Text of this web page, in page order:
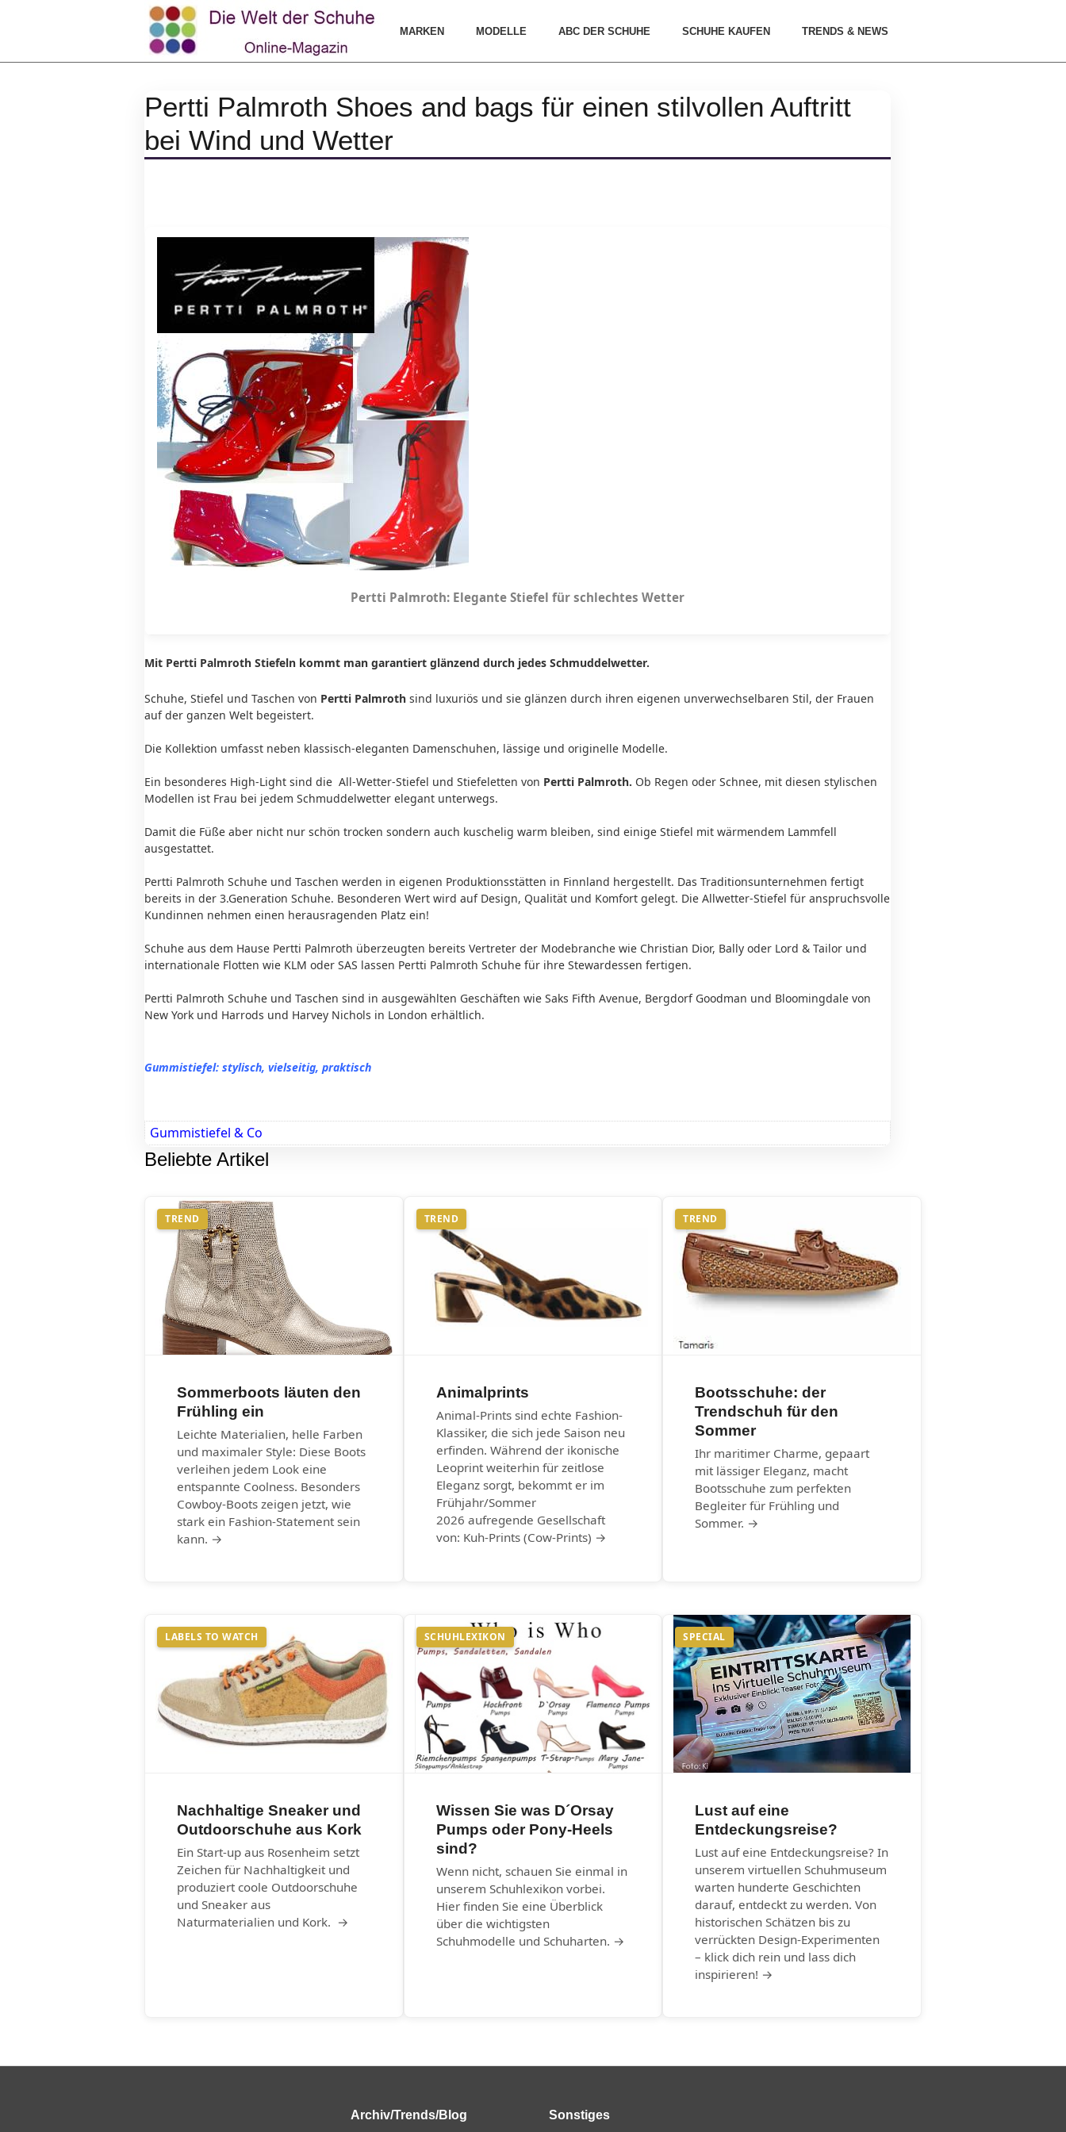
MARKEN MODELLE ABC DER SCHUHE SCHUHE KAUFEN TRENDS & NEWS
Pertti Palmroth Shoes and bags für einen stilvollen Auftritt
bei Wind und Wetter
Pertti Palmroth: Elegante Stiefel für schlechtes Wetter
Mit Pertti Palmroth Stiefeln kommt man garantiert glänzend durch jedes Schmuddelwetter.
Schuhe, Stiefel und Taschen von Pertti Palmroth sind luxuriös und sie glänzen durch ihren eigenen unverwechselbaren Stil, der Frauen
auf der ganzen Welt begeistert.
Die Kollektion umfasst neben klassisch-eleganten Damenschuhen, lässige und originelle Modelle.
Ein besonderes High-Light sind die All-Wetter-Stiefel und Stiefeletten von Pertti Palmroth. Ob Regen oder Schnee, mit diesen stylischen
Modellen ist Frau bei jedem Schmuddelwetter elegant unterwegs.
Damit die Füße aber nicht nur schön trocken sondern auch kuschelig warm bleiben, sind einige Stiefel mit wärmendem Lammfell
ausgestattet.
Pertti Palmroth Schuhe und Taschen werden in eigenen Produktionsstätten in Finnland hergestellt. Das Traditionsunternehmen fertigt
bereits in der 3.Generation Schuhe. Besonderen Wert wird auf Design, Qualität und Komfort gelegt. Die Allwetter-Stiefel für anspruchsvolle
Kundinnen nehmen einen herausragenden Platz ein!
Schuhe aus dem Hause Pertti Palmroth überzeugten bereits Vertreter der Modebranche wie Christian Dior, Bally oder Lord & Tailor und
internationale Flotten wie KLM oder SAS lassen Pertti Palmroth Schuhe für ihre Stewardessen fertigen.
Pertti Palmroth Schuhe und Taschen sind in ausgewählten Geschäften wie Saks Fifth Avenue, Bergdorf Goodman und Bloomingdale von
New York und Harrods und Harvey Nichols in London erhältlich.
Gummistiefel: stylisch, vielseitig, praktisch
Gummistiefel & Co
Beliebte Artikel
TREND
Sommerboots läuten den
Frühling ein
Leichte Materialien, helle Farben
und maximaler Style: Diese Boots
verleihen jedem Look eine
entspannte Coolness. Besonders
Cowboy-Boots zeigen jetzt, wie
stark ein Fashion-Statement sein
kann. →
TREND
Animalprints
Animal-Prints sind echte Fashion-
Klassiker, die sich jede Saison neu
erfinden. Während der ikonische
Leoprint weiterhin für zeitlose
Eleganz sorgt, bekommt er im
Frühjahr/Sommer
2026 aufregende Gesellschaft
von: Kuh-Prints (Cow-Prints) →
TREND
Bootsschuhe: der
Trendschuh für den
Sommer
Ihr maritimer Charme, gepaart
mit lässiger Eleganz, macht
Bootsschuhe zum perfekten
Begleiter für Frühling und
Sommer. →
LABELS TO WATCH
Nachhaltige Sneaker und
Outdoorschuhe aus Kork
Ein Start-up aus Rosenheim setzt
Zeichen für Nachhaltigkeit und
produziert coole Outdoorschuhe
und Sneaker aus
Naturmaterialien und Kork. →
SCHUHLEXIKON
Wissen Sie was D´Orsay
Pumps oder Pony-Heels
sind?
Wenn nicht, schauen Sie einmal in
unserem Schuhlexikon vorbei.
Hier finden Sie eine Überblick
über die wichtigsten
Schuhmodelle und Schuharten. →
SPECIAL
Lust auf eine
Entdeckungsreise?
Lust auf eine Entdeckungsreise? In
unserem virtuellen Schuhmuseum
warten hunderte Geschichten
darauf, entdeckt zu werden. Von
historischen Schätzen bis zu
verrückten Design-Experimenten
– klick dich rein und lass dich
inspirieren! →
Archiv/Trends/Blog Sonstiges